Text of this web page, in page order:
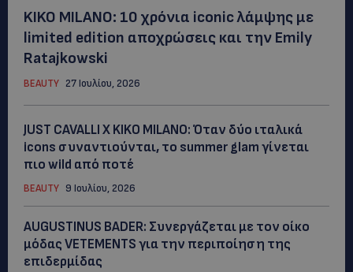
KIKO MILANO: 10 χρόνια iconic λάμψης με
limited edition αποχρώσεις και την Emily
Ratajkowski
BEAUTY 27 Ιουλίου, 2026
JUST CAVALLI X KIKO MILANO: Όταν δύο ιταλικά
icons συναντιούνται, το summer glam γίνεται
πιο wild από ποτέ
BEAUTY 9 Ιουλίου, 2026
AUGUSTINUS BADER: Συνεργάζεται με τον οίκο
μόδας VETEMENTS για την περιποίηση της
επιδερμίδας